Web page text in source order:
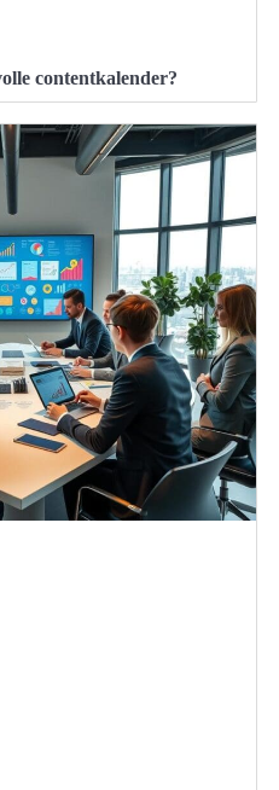
contentkalender?